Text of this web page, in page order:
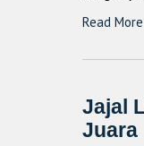
Read
Jajal
Juara